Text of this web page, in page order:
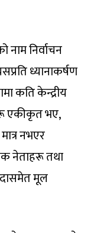
नाम निर्वाचन
ध्यानाकर्षण
कति केन्द्रीय
एकीकृत भए,
नभएर
नेताहरू तथा
मूल